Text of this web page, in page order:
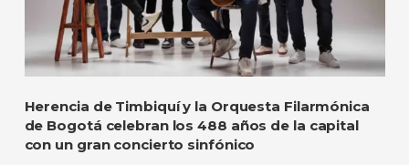
Herencia de Timbiquí y la Orquesta Filarmónica
de Bogotá celebran los 488 años de la capital
con un gran concierto sinfónico